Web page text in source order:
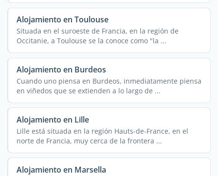
Alojamiento en Toulouse
Situada en el suroeste de Francia, en la región de
Occitanie, a Toulouse se la conoce como "la ...
Alojamiento en Burdeos
Cuando uno piensa en Burdeos, inmediatamente piensa
en viñedos que se extienden a lo largo de ...
Alojamiento en Lille
Lille está situada en la región Hauts-de-France, en el
norte de Francia, muy cerca de la frontera ...
Alojamiento en Marsella